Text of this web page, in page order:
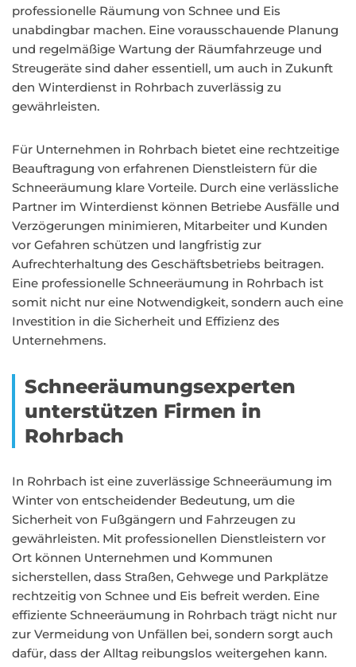
professionelle Räumung von Schnee und Eis
unabdingbar machen. Eine vorausschauende Planung
und regelmäßige Wartung der Räumfahrzeuge und
Streugeräte sind daher essentiell, um auch in Zukunft
den Winterdienst in Rohrbach zuverlässig zu
gewährleisten.
Für Unternehmen in Rohrbach bietet eine rechtzeitige
Beauftragung von erfahrenen Dienstleistern für die
Schneeräumung klare Vorteile. Durch eine verlässliche
Partner im Winterdienst können Betriebe Ausfälle und
Verzögerungen minimieren, Mitarbeiter und Kunden
vor Gefahren schützen und langfristig zur
Aufrechterhaltung des Geschäftsbetriebs beitragen.
Eine professionelle Schneeräumung in Rohrbach ist
somit nicht nur eine Notwendigkeit, sondern auch eine
Investition in die Sicherheit und Effizienz des
Unternehmens.
Schneeräumungsexperten
unterstützen Firmen in
Rohrbach
In Rohrbach ist eine zuverlässige Schneeräumung im
Winter von entscheidender Bedeutung, um die
Sicherheit von Fußgängern und Fahrzeugen zu
gewährleisten. Mit professionellen Dienstleistern vor
Ort können Unternehmen und Kommunen
sicherstellen, dass Straßen, Gehwege und Parkplätze
rechtzeitig von Schnee und Eis befreit werden. Eine
effiziente Schneeräumung in Rohrbach trägt nicht nur
zur Vermeidung von Unfällen bei, sondern sorgt auch
dafür, dass der Alltag reibungslos weitergehen kann.